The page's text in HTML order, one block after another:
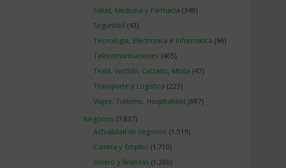
Salud, Medicina y Farmacia (348)
Seguridad (43)
Tecnologia, Electronica e Informatica (96)
Telecomunicaciones (405)
Textil, Vestido, Calzado, Moda (47)
Transporte y Logistica (223)
Viajes, Turismo, Hospitalidad (697)
Negocios (7.837)
Actualidad de negocios (1.519)
Carrera y Empleo (1.710)
Dinero y finanzas (1.260)